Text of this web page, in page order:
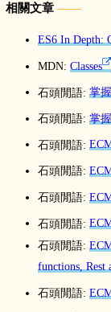
相關文章
ES6 In Depth:
MDN: Classes
石頭閒語: 掌
石頭閒語: 掌
石頭閒語:
石頭閒語:
石頭閒語:
石頭閒語:
石頭閒語:
functions, Rest
石頭閒語: